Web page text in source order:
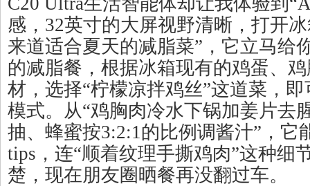
感，32英寸的大屏视野清晰，打开
来道适合夏天的减脂菜”，它立马给
的减脂餐，根据冰箱现有的鸡蛋、
材，选择“柠檬凉拌鸡丝”这道菜，
模式。从“鸡胸肉冷水下锅加姜片去
抽、蜂蜜按3:2:1的比例调酱汁”，它
tips，连“顺着纹理手撕鸡肉”这种细
楚，现在朋友圈晒餐再没翻过车。